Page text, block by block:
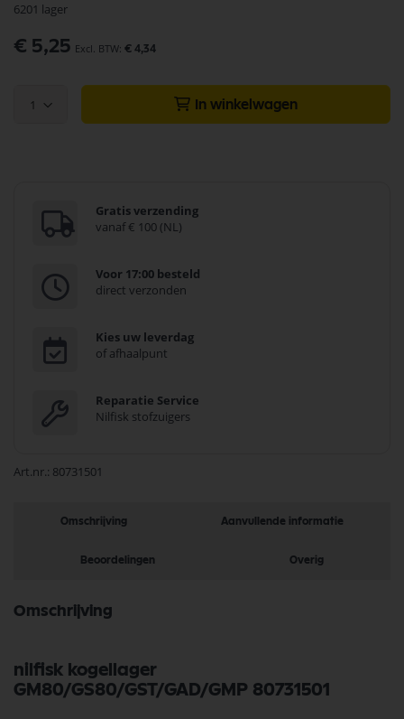
6201 lager
€ 5,25 € 4,34
1 In winkelwagen
Gratis verzending
vanaf € 100 (NL)
Voor 17:00 besteld
direct verzonden
Kies uw leverdag
of afhaalpunt
Reparatie Service
Nilfisk stofzuigers
Art.nr. 80731501
afbeeldingen-
Omschrijving Aanvullende informatie
Beoordelingen Overig
Omschrijving
nilfisk kogellager
GM80/GS80/GST/GAD/GMP 80731501